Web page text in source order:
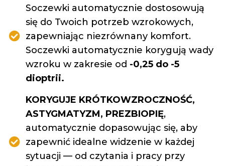
Soczewki automatycznie dostosowują
się do Twoich potrzeb wzrokowych,
zapewniając niezrównany komfort.
Soczewki automatycznie korygują wady
wzroku w zakresie od -0,25 do -5
dioptrii.
KORYGUJE KRÓTKOWZROCZNOŚĆ,
ASTYGMATYZM, PREZBIOPIĘ,
automatycznie dopasowując się, aby
zapewnić idealne widzenie w każdej
sytuacji — od czytania i pracy przy